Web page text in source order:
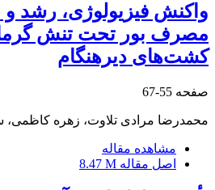
واکنش فیزیولوژی، رشد و
مصرف بور تحت تنش
کشت‌های دیرهنگام
صفحه 55-67
محمدرضا مرادی تلاوت، زهره کاظمی،
مشاهده مقاله
اصل مقاله 8.47 M